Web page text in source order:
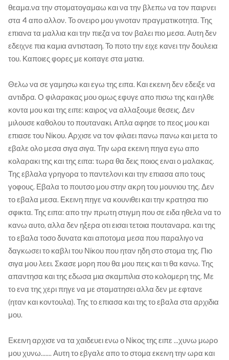
θεαμα.να την στοματογαμαω και να την βλεπω να τον παιρνει
στα 4 απο αλλον. Το ονειρο μου γινοταν πραγματικοτητα. Της
επιανα τα μαλλια και την πιεζα να τον βαλει πιο μεσα. Αυτη δεν
εδειχνε πια καμια αντισταση. Το ποτο την ειχε κανει την δουλεια
του. Καποιες φορες με κοιταγε στα ματια.
Θελω να σε γαμησω και εγω της ειπα. Και εκεινη δεν εδειξε να
αντιδρα. Ο φιλαρακας μου ομως εφυγε απο πισω της και ηλθε
κοντα μου και της ειπε: καιρος να αλλαξουμε θεσεις. Δεν
μιλουσε καθολου το πουτανακι. Απλα αφησε το πεος μου και
επιασε του Νίκου. Αρχισε να τον φιλαει πανω πανω και μετα το
εβαλε ολο μεσα σιγα σιγα. Την ωρα εκεινη πηγα εγω απο
κολαρακι της και της ειπα: τωρα θα δεις ποιος ειναι ο μαλακας.
Της εβλαλα γρηγορα το παντελονι και την επιασα απο τους
γοφους. Εβαλα το πουτσο μου στην ακρη του μουνιου της. Δεν
το εβαλα μεσα. Εκεινη πηγε να κουνιθει και την κρατησα πιο
σφικτα. Της ειπα: απο την πρωτη στιγμη που σε ειδα ηθελα να το
κανω αυτο, αλλα δεν ηξερα οτι εισαι τετοια πουταναρα. και της
το εβαλα τοσο δυνατα και αποτομα μεσα που παραλιγο να
δαγκωσει το καβλι του Νίκου που ηταν ηδη στο στομα της. Πιο
σιγα μου λεει. Σκασε μορη που θα μου πεις και τι θα κανω. Της
απαντησα και της εδωσα μια σκαμπιλια στο κολομερη της. Με
το ενα της χερι πηγε να με σταματησει αλλα δεν με εφτανε
(ηταν και κοντουλα). Της το επιασα και της το εβαλα στα αρχιδια
μου.
Εκεινη αρχισε να τα χαιδευει ενω ο Νίκος της ειπε ...χυνω μωρο
μου χυνω....... Αυτη το εβγαλε απο το στομα εκεινη την ωρα και